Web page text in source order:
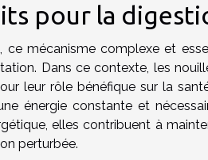
pour la
ce mécanisme complexe et
Dans ce contexte, les
leur rôle bénéfique sur la
énergie constante et
elles contribuent à
perturbée.